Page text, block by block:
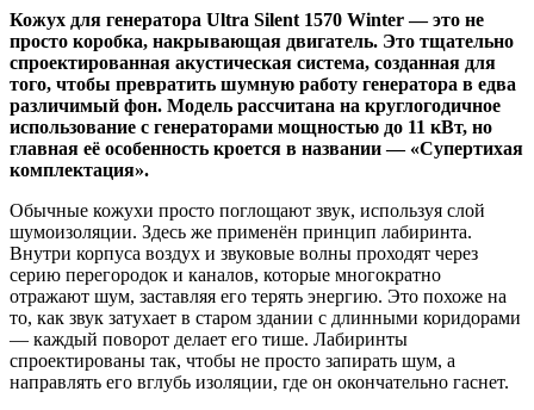
Кожух для генератора Ultra Silent 1570 Winter — это не
просто коробка, накрывающая двигатель. Это тщательно
спроектированная акустическая система, созданная для
того, чтобы превратить шумную работу генератора в едва
различимый фон. Модель рассчитана на круглогодичное
использование с генераторами мощностью до 11 кВт, но
главная её особенность кроется в названии — «Супертихая
комплектация».
Обычные кожухи просто поглощают звук, используя слой
шумоизоляции. Здесь же применён принцип лабиринта.
Внутри корпуса воздух и звуковые волны проходят через
серию перегородок и каналов, которые многократно
отражают шум, заставляя его терять энергию. Это похоже на
то, как звук затухает в старом здании с длинными коридорами
— каждый поворот делает его тише. Лабиринты
спроектированы так, чтобы не просто запирать шум, а
направлять его вглубь изоляции, где он окончательно гаснет.